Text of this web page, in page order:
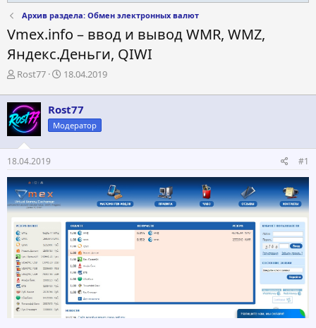
Архив раздела: Обмен электронных валют
Vmex.info – ввод и вывод WMR, WMZ,
Яндекс.Деньги, QIWI
А
т
о
р
т
е
м
ы
Rost77
Д
т
а
н
ч
л
а
18.04.2019
Rost77
Модератор
18.04.2019 #1